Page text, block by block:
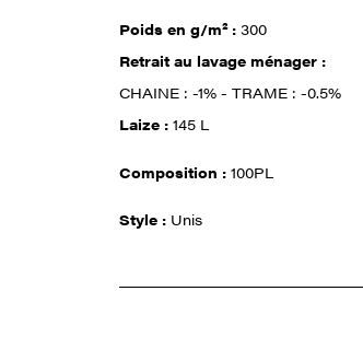
Poids en g/m² :300
Retrait au lavage ménager :
CHAINE : -1% - TRAME : -0.5%
Laize :145 L
Composition :100PL
Style : Unis